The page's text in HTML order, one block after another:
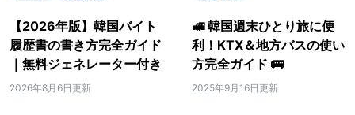
【2026年版】韓国バイト
履歴書の書き方完全ガイド
｜無料ジェネレーター付き
2026年8月6日更新
🚅 韓国週末ひとり旅に便
利！KTX＆地方バスの使い
方完全ガイド 🚌
2025年9月16日更新